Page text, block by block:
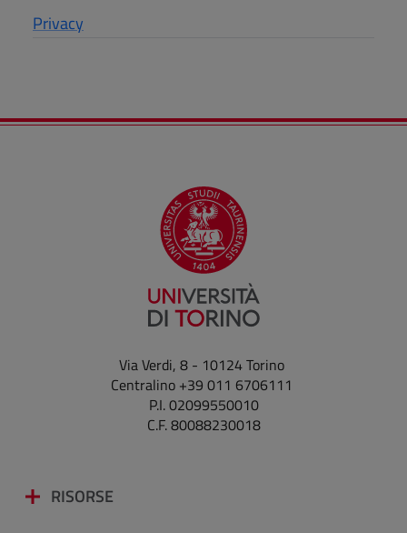
Privacy
Via Verdi, 8 - 10124 Torino
Centralino +39 011 6706111
P.I. 02099550010
C.F. 80088230018
RISORSE